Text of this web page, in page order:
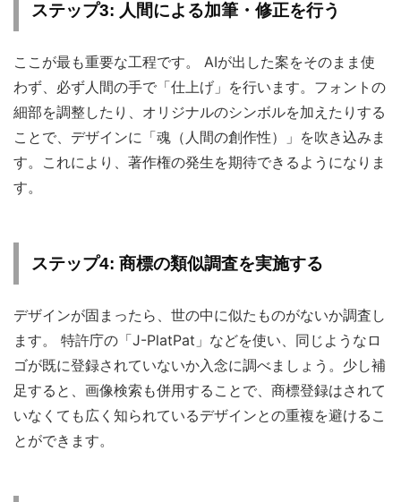
ステップ3: 人間による加筆・修正を行う
ここが最も重要な工程です。 AIが出した案をそのまま使
わず、必ず人間の手で「仕上げ」を行います。フォントの
細部を調整したり、オリジナルのシンボルを加えたりする
ことで、デザインに「魂（人間の創作性）」を吹き込みま
す。これにより、著作権の発生を期待できるようになりま
す。
ステップ4: 商標の類似調査を実施する
デザインが固まったら、世の中に似たものがないか調査し
ます。 特許庁の「J-PlatPat」などを使い、同じようなロ
ゴが既に登録されていないか入念に調べましょう。少し補
足すると、画像検索も併用することで、商標登録はされて
いなくても広く知られているデザインとの重複を避けるこ
とができます。